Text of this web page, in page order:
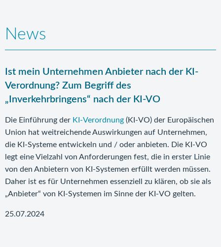
News
Ist mein Unternehmen Anbieter nach der KI-
Verordnung? Zum Begriff des
„Inverkehrbringens“ nach der KI-VO
Die Einführung der KI-Verordnung (KI-VO) der Europäischen
Union hat weitreichende Auswirkungen auf Unternehmen,
die KI-Systeme entwickeln und / oder anbieten. Die KI-VO
legt eine Vielzahl von Anforderungen fest, die in erster Linie
von den Anbietern von KI-Systemen erfüllt werden müssen.
Daher ist es für Unternehmen essenziell zu klären, ob sie als
„Anbieter“ von KI-Systemen im Sinne der KI-VO gelten.
25.07.2024